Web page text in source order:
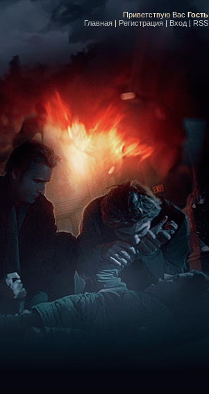
Приветствую Вас Гость
Главная | Регистрация | Вход | RSS